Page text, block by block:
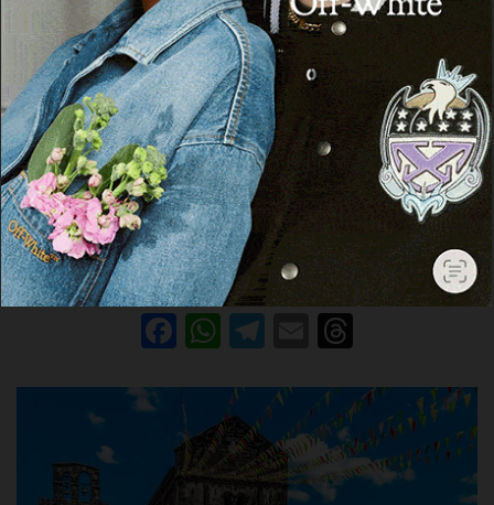
ARDARA
Ardara: risolto il problema della carenza
loculi in cimitero
26 Luglio 2024, 09:07
ARDARA | 26 luglio 2024. Lavori terminati nel cimitero di Ardara
per la costruzione di circa 80 nuovi loculi e alcuni ossari,
realizzati grazie…
Facebook
WhatsApp
Telegram
Email